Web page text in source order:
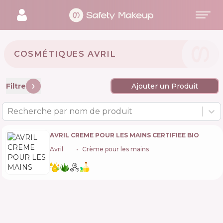
COSMÉTIQUES AVRIL 🇫🇷
Filtre Ajouter un Produit
Recherche par nom de produit
AVRIL CREME POUR LES MAINS CERTIFIEE BIO
Avril
Crème pour les mains